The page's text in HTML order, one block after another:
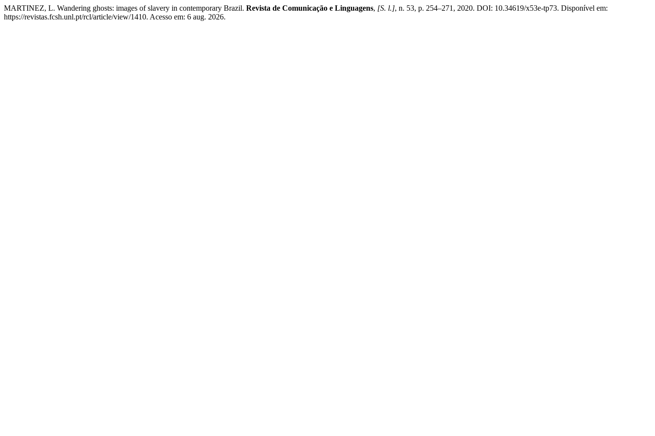
MARTINEZ, L. Wandering ghosts: images of slavery in contemporary Brazil. Revista de Comunicação e Linguagens, [S. l.], n. 53, p. 254–271, 2020. DOI: 10.34619/x53e-tp73. Disponível em:
https://revistas.fcsh.unl.pt/rcl/article/view/1410. Acesso em: 6 aug. 2026.